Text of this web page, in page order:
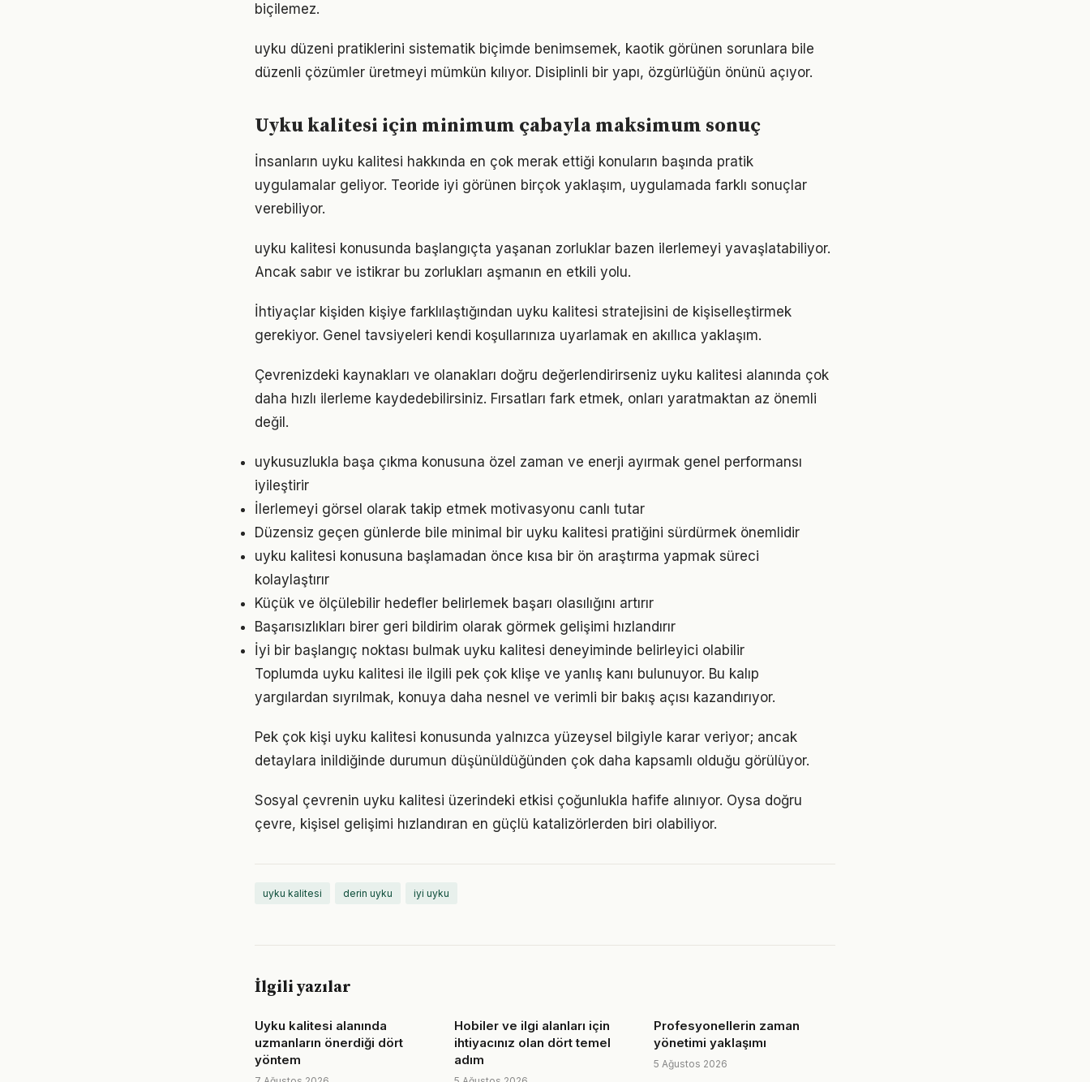
biçilemez.
uyku düzeni pratiklerini sistematik biçimde benimsemek, kaotik görünen sorunlara bile
düzenli çözümler üretmeyi mümkün kılıyor. Disiplinli bir yapı, özgürlüğün önünü açıyor.
Uyku kalitesi için minimum çabayla maksimum sonuç
İnsanların uyku kalitesi hakkında en çok merak ettiği konuların başında pratik
uygulamalar geliyor. Teoride iyi görünen birçok yaklaşım, uygulamada farklı sonuçlar
verebiliyor.
uyku kalitesi konusunda başlangıçta yaşanan zorluklar bazen ilerlemeyi yavaşlatabiliyor.
Ancak sabır ve istikrar bu zorlukları aşmanın en etkili yolu.
İhtiyaçlar kişiden kişiye farklılaştığından uyku kalitesi stratejisini de kişiselleştirmek
gerekiyor. Genel tavsiyeleri kendi koşullarınıza uyarlamak en akıllıca yaklaşım.
Çevrenizdeki kaynakları ve olanakları doğru değerlendirirseniz uyku kalitesi alanında çok
daha hızlı ilerleme kaydedebilirsiniz. Fırsatları fark etmek, onları yaratmaktan az önemli
değil.
uykusuzlukla başa çıkma konusuna özel zaman ve enerji ayırmak genel performansı
iyileştirir
İlerlemeyi görsel olarak takip etmek motivasyonu canlı tutar
Düzensiz geçen günlerde bile minimal bir uyku kalitesi pratiğini sürdürmek önemlidir
uyku kalitesi konusuna başlamadan önce kısa bir ön araştırma yapmak süreci
kolaylaştırır
Küçük ve ölçülebilir hedefler belirlemek başarı olasılığını artırır
Başarısızlıkları birer geri bildirim olarak görmek gelişimi hızlandırır
İyi bir başlangıç noktası bulmak uyku kalitesi deneyiminde belirleyici olabilir
Toplumda uyku kalitesi ile ilgili pek çok klişe ve yanlış kanı bulunuyor. Bu kalıp
yargılardan sıyrılmak, konuya daha nesnel ve verimli bir bakış açısı kazandırıyor.
Pek çok kişi uyku kalitesi konusunda yalnızca yüzeysel bilgiyle karar veriyor; ancak
detaylara inildiğinde durumun düşünüldüğünden çok daha kapsamlı olduğu görülüyor.
Sosyal çevrenin uyku kalitesi üzerindeki etkisi çoğunlukla hafife alınıyor. Oysa doğru
çevre, kişisel gelişimi hızlandıran en güçlü katalizörlerden biri olabiliyor.
uyku kalitesi derin uyku iyi uyku
İlgili yazılar
Uyku kalitesi alanında
uzmanların önerdiği dört
yöntem
Hobiler ve ilgi alanları için
ihtiyacınız olan dört temel
adım
Profesyonellerin zaman
yönetimi yaklaşımı
5 Ağustos 2026